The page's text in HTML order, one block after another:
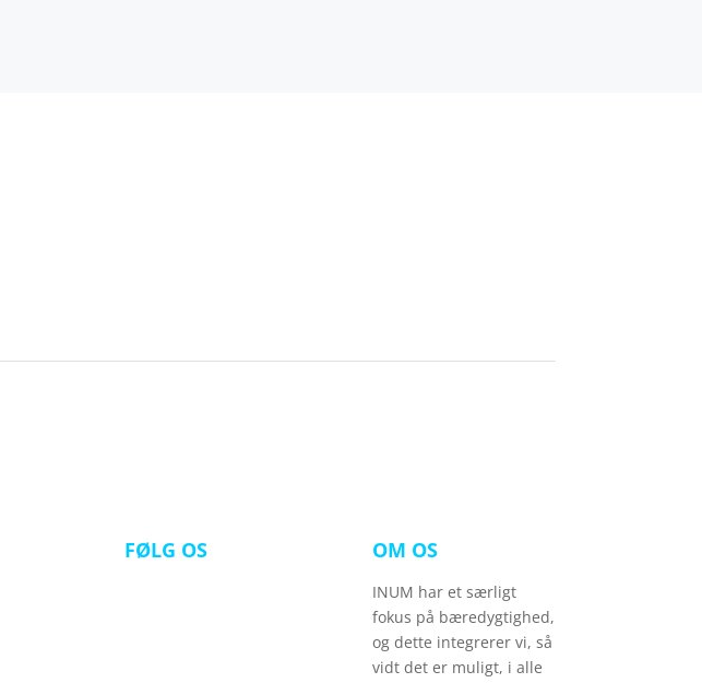
FØLG OS OM OS
INUM har et særligt
fokus på bæredygtighed,
og dette integrerer vi, så
vidt det er muligt, i alle